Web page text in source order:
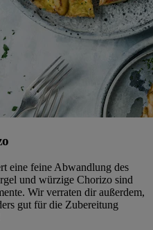
eine feine Abwandlung des
und würzige Chorizo sind
Wir verraten dir außerdem,
gut für die Zubereitung